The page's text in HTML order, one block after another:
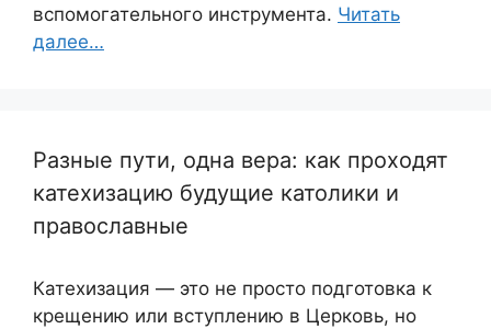
вспомогательного инструмента. Читать
далее…
Разные пути, одна вера: как проходят
катехизацию будущие католики и
православные
Катехизация — это не просто подготовка к
крещению или вступлению в Церковь, но